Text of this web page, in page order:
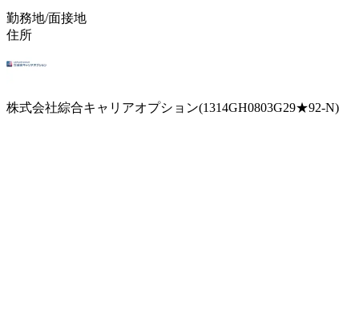
勤務地/面接地
住所
株式会社綜合キャリアオプション(1314GH0803G29★92-N)